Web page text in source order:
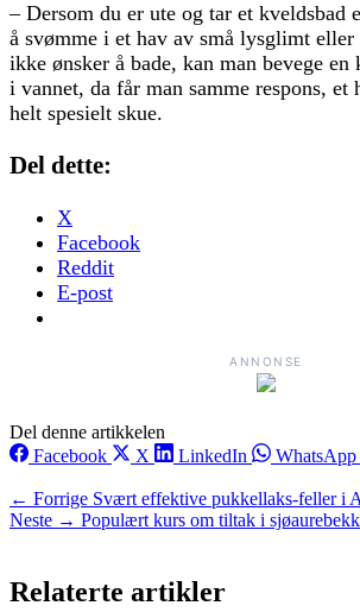
– Dersom du er ute og tar et kveldsbad
å svømme i et hav av små lysglimt
ikke ønsker å bade, kan man bevege
i vannet, da får man samme respons,
helt spesielt skue.
Del dette:
X
Facebook
Reddit
E-post
ANNONSE
Del denne artikkelen
Facebook
X LinkedIn WhatsApp
← Forrige Svært effektive pukkellaks-feller i
Neste → Populært kurs om tiltak i
Relaterte artikler